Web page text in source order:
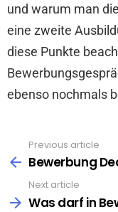
und warum man
eine zweite
diese Punkte
ebenso nochmals
more
Previous article
Bewerbung
Next article
Was darf in